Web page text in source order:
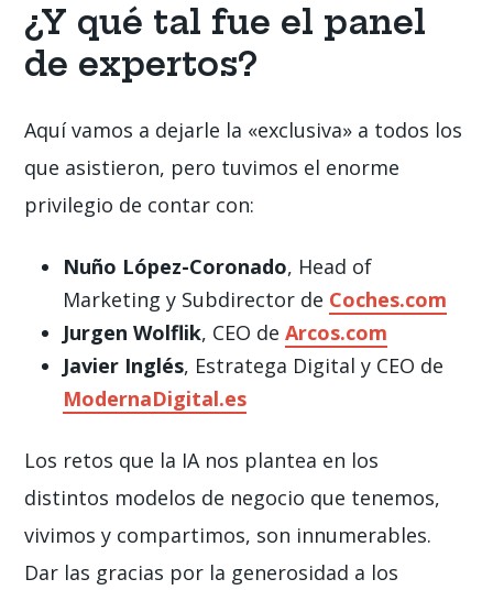
¿Y qué tal fue el panel
de expertos?
Aquí vamos a dejarle la «exclusiva» a todos los
que asistieron, pero tuvimos el enorme
privilegio de contar con:
Nuño López-Coronado, Head of
Marketing y Subdirector de Coches.com
Jurgen Wolflik, CEO deArcos.com
Javier Inglés, Estratega Digital y CEO de
ModernaDigital.es
Los retos que la IA nos plantea en los
distintos modelos de negocio que tenemos,
vivimos y compartimos, son innumerables.
Dar las gracias por la generosidad a los